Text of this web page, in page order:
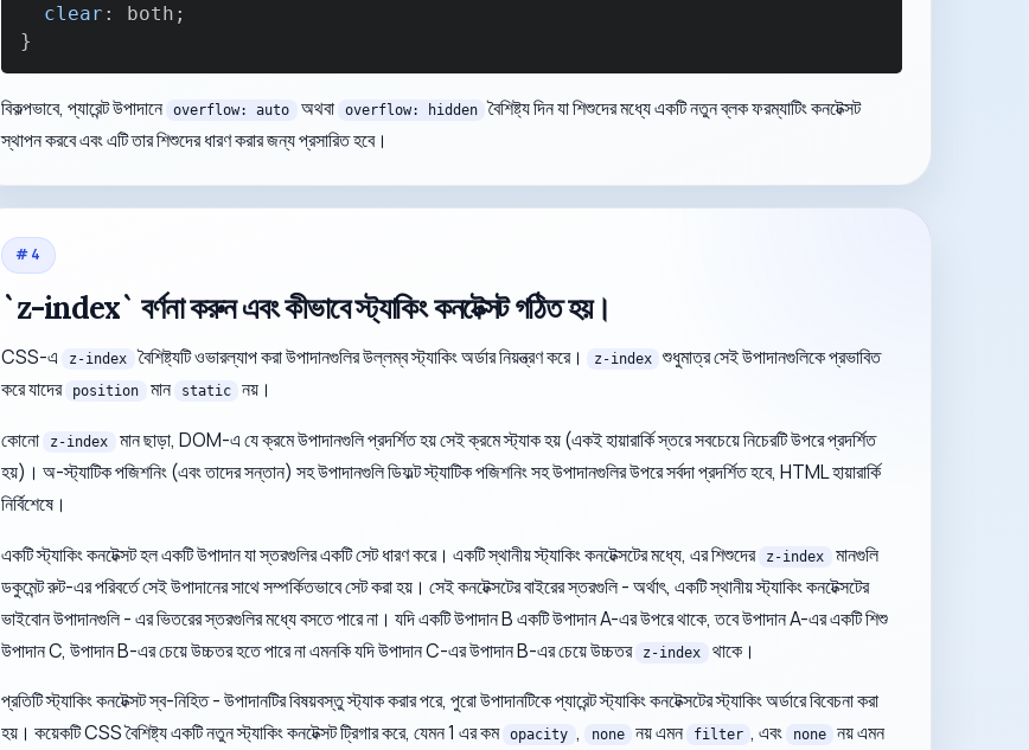
clear : both ;
}
বিকল্পভাবে, প্যারেন্ট উপাদানে overflow: auto অথবা overflow: hidden বৈশিষ্ট্য দিন যা শিশুদের মধ্যে একটি নতুন ব্লক ফরম্যাটিং কনটেক্সট
স্থাপন করবে এবং এটি তার শিশুদের ধারণ করার জন্য প্রসারিত হবে।
#4
`z-index` বর্ণনা করুন এবং কীভাবে স্ট্যাকিং কনটেক্সট গঠিত হয়।
CSS-এ z-index বৈশিষ্ট্যটি ওভারল্যাপ করা উপাদানগুলির উল্লম্ব স্ট্যাকিং অর্ডার নিয়ন্ত্রণ করে। z-index শুধুমাত্র সেই উপাদানগুলিকে প্রভাবিত
করে যাদের
position মান static
নয়।
কোনো
z-index
মান ছাড়া, DOM-এ যে ক্রমে উপাদানগুলি প্রদর্শিত হয় সেই ক্রমে স্ট্যাক হয় (একই হায়ারার্কি স্তরে সবচেয়ে নিচেরটি উপরে প্রদর্শিত
হয়)। অ-স্ট্যাটিক পজিশনিং (এবং তাদের সন্তান) সহ উপাদানগুলি ডিফল্ট স্ট্যাটিক পজিশনিং সহ উপাদানগুলির উপরে সর্বদা প্রদর্শিত হবে, HTML হায়ারার্কি
নির্বিশেষে।
একটি স্ট্যাকিং কনটেক্সট হল একটি উপাদান যা স্তরগুলির একটি সেট ধারণ করে। একটি স্থানীয় স্ট্যাকিং কনটেক্সটের মধ্যে, এর শিশুদের
z-index
মানগুলি
ডকুমেন্ট রুট-এর পরিবর্তে সেই উপাদানের সাথে সম্পর্কিতভাবে সেট করা হয়। সেই কনটেক্সটের বাইরের স্তরগুলি - অর্থাৎ, একটি স্থানীয় স্ট্যাকিং কনটেক্সটের
ভাইবোন উপাদানগুলি - এর ভিতরের স্তরগুলির মধ্যে বসতে পারে না। যদি একটি উপাদান B একটি উপাদান A-এর উপরে থাকে, তবে উপাদান A-এর একটি শিশু
উপাদান C, উপাদান B-এর চেয়ে উচ্চতর হতে পারে না এমনকি যদি উপাদান C-এর উপাদান B-এর চেয়ে উচ্চতর
z-index
থাকে।
প্রতিটি স্ট্যাকিং কনটেক্সট স্ব-নিহিত - উপাদানটির বিষয়বস্তু স্ট্যাক করার পরে, পুরো উপাদানটিকে প্যারেন্ট স্ট্যাকিং কনটেক্সটের স্ট্যাকিং অর্ডারে বিবেচনা করা
হয়। কয়েকটি CSS বৈশিষ্ট্য একটি নতুন স্ট্যাকিং কনটেক্সট ট্রিগার করে, যেমন 1 এর কম
opacity , none নয় এমন filter , এবং none নয় এমন